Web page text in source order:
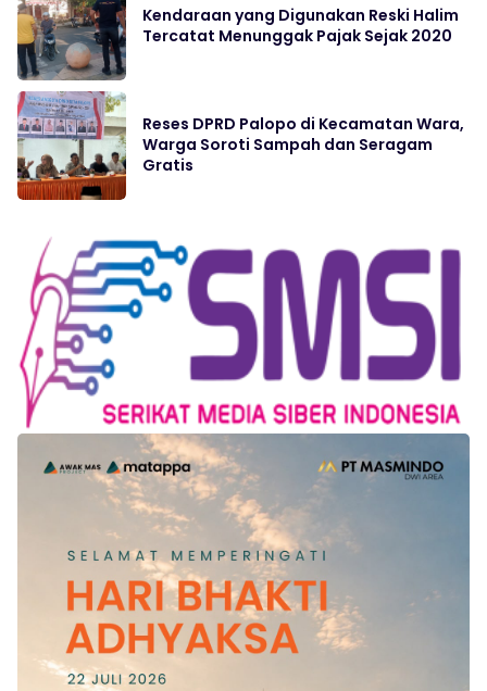
Kendaraan yang Digunakan Reski Halim
Tercatat Menunggak Pajak Sejak 2020
Reses DPRD Palopo di Kecamatan Wara,
Warga Soroti Sampah dan Seragam
Gratis